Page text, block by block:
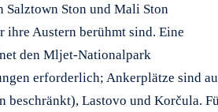
Ston und Mali Ston
ihre Austern berühmt sind. Eine
den Mljet-Nationalpark
erforderlich; Ankerplätze sind
beschränkt), Lastovo und Korčula.